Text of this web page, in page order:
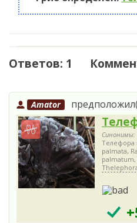
Ответов: 1
Amator
Синонимы:
Телефора
palmata,